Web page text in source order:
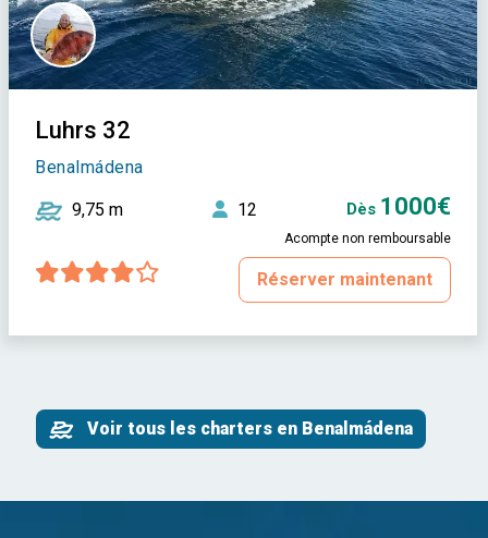
Luhrs 32
Benalmádena
9,75 m 12 Dès 1000€
Acompte non remboursable
Réserver maintenant
Voir tous les charters en Benalmádena